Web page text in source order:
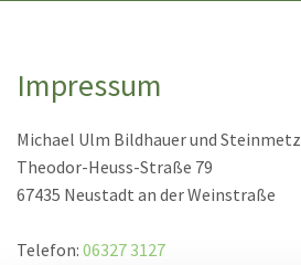
Impressum
Michael Ulm Bildhauer und Steinmetz
Theodor-Heuss-Straße 79
67435 Neustadt an der Weinstraße
Telefon: 06327 3127